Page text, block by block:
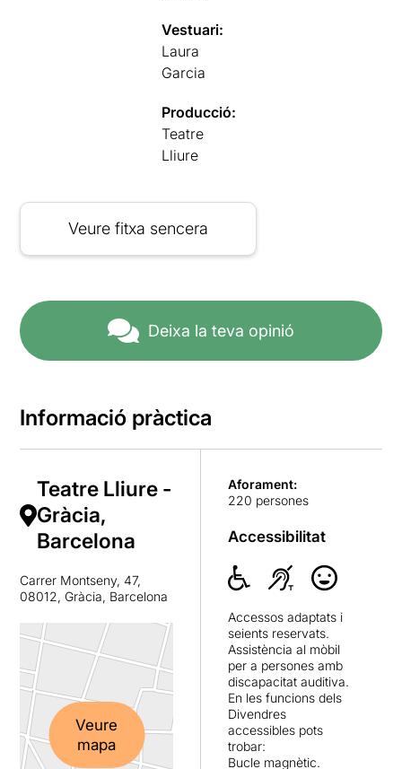
Vestuari:
Laura
Garcia
Producció:
Teatre
Lliure
Veure fitxa sencera
Deixa la teva opinió
Informació pràctica
Teatre Lliure -
Gràcia,
Barcelona
Carrer Montseny, 47,
08012, Gràcia, Barcelona
Veure
mapa
Aforament:
220 persones
Accessibilitat
Accessos adaptats i
seients reservats.
Assistència al mòbil
per a persones amb
discapacitat auditiva.
En les funcions dels
Divendres
accessibles pots
trobar:
Bucle magnètic.